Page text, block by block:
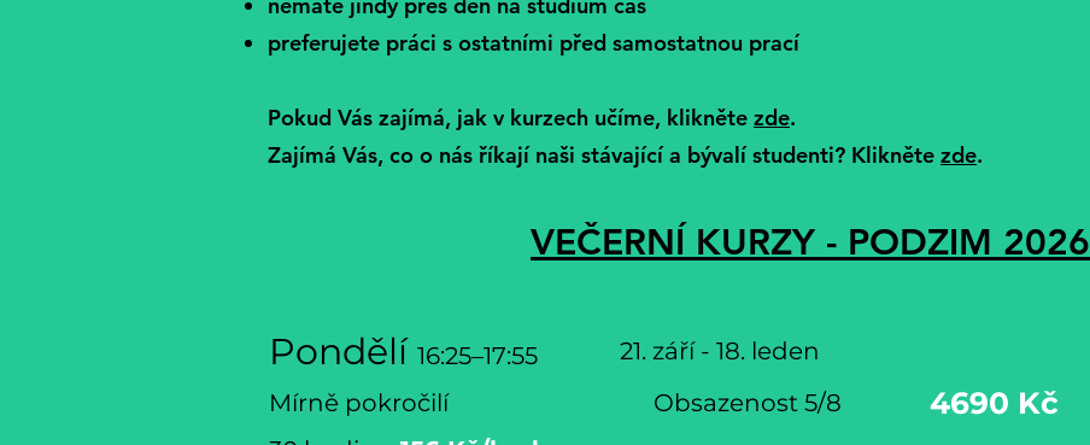
preferujete práci s ostatními před samostatnou prací
Pokud Vás zajímá, jak v kurzech učíme, klikněte zde.
Zajímá Vás, co o nás říkají naši stávající a bývalí studenti? Klikněte zde.
VEČERNÍ KURZY - PODZIM 2026
Pondělí 16:25–17:55
Mírně pokročilí
21. září - 18. leden
Obsazenost 5/8
4690 Kč